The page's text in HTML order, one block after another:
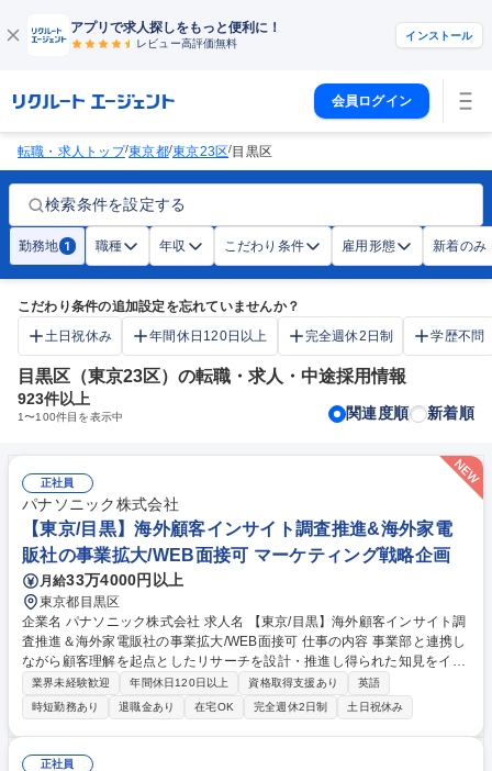
アプリで求人探しをもっと便利に！
レビュー高評価無料
インストール
会員ログイン
転職・求人トップ/東京都/東京23区/目黒区
検索条件を設定する
勤務地 1 職種 年収 こだわり条件 雇用形態 新着のみ
こだわり条件の追加設定を忘れていませんか？
土日祝休み
年間休日120日以上 完全週休2日制 学歴不問
目黒区（東京23区）の転職・求人・中途採用情報
923件以上
1〜100件目を表示中 関連度順 新着順
正社員
パナソニック株式会社
【東京/目黒】海外顧客インサイト調査推進&海外家電
販社の事業拡大/WEB面接可 マーケティング戦略企画
月給33万4000円以上
東京都目黒区
企業名 パナソニック株式会社 求人名 【東京/目黒】海外顧客インサイト調
査推進＆海外家電販社の事業拡大/WEB面接可 仕事の内容 事業部と連携し
ながら顧客理解を起点としたリサーチを設計・推進し得られた知見をイン
サイトとして整理・提案していただくことを期待。★調査結果を単なるデ
ータにとどめず、事業や施策に活かす示唆出しを担います ◆【具体的に
は】■事業課題やテーマの整理、目的・論点の明確化■顧客理解に向けた仮
説構築■仮説検証に最適な調査手法の選定およびリサーチ設計（定性・定
量）■調査の推進・進行管理■調査結果の分析および顧客インサイトの抽出
業界未経験歓迎 年間休日120日以上 資格取得支援あり
英語
時短勤務あり
退職金あり 在宅OK 完全週休2日制 土日祝休み
正社員